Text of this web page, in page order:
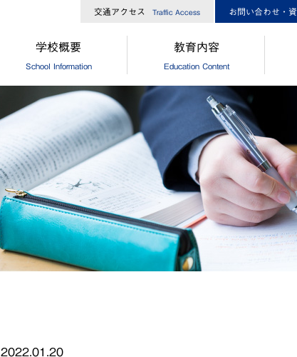
交通アクセス Traffic Access お問い合わせ・
学校概要
School Information
校長からのメッセージ
学校経営方針
修大ひろしま協創が目指す教育
広島修道大学との連携
海外協定校・姉妹校
施設・設備
生徒数
教育内容
Education Content
中高一貫コースについて
[高校]コース制
[高校]特別進学コース
[高校]進学コース
探究
GCP
国際理解プログラム
[
[
[高
[高
2022.01.20